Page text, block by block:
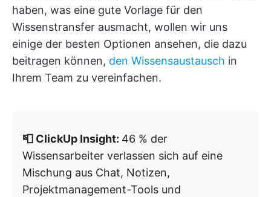
haben, was eine gute Vorlage für den
Wissenstransfer ausmacht, wollen wir uns
einige der besten Optionen ansehen, die dazu
beitragen können, den Wissensaustausch in
Ihrem Team zu vereinfachen.
📮 ClickUp Insight: 46 % der
Wissensarbeiter verlassen sich auf eine
Mischung aus Chat, Notizen,
Projektmanagement-Tools und